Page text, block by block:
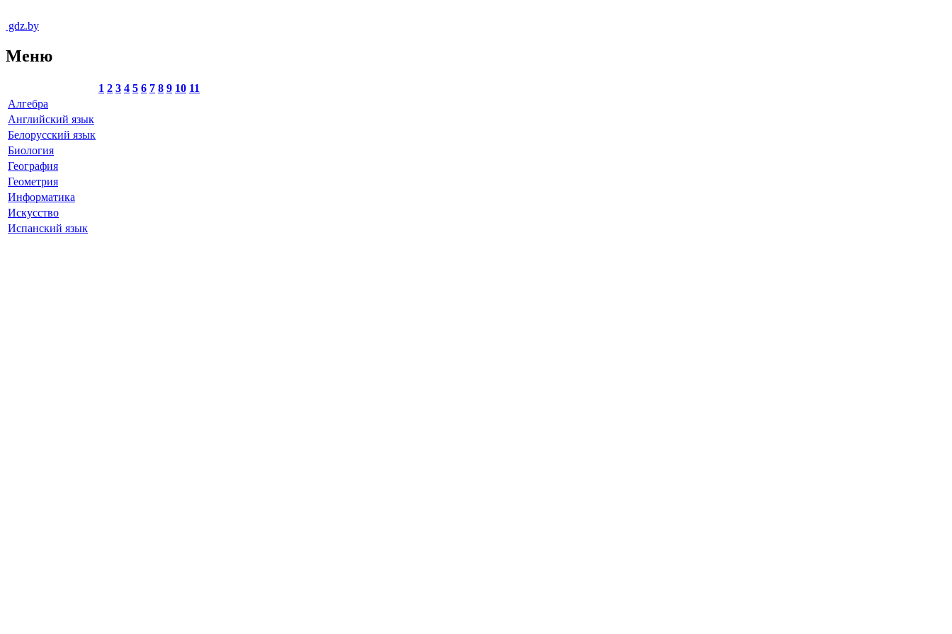
gdz.by
Меню
1 2 3 4 5 6 7 8 9 10 11
Алгебра
Английский язык
Белорусский язык
Биология
География
Геометрия
Информатика
Искусство
Испанский язык